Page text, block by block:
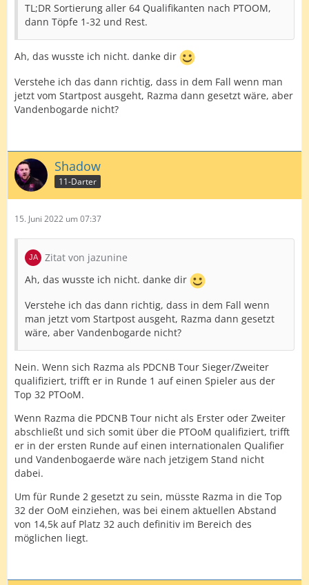
TL;DR Sortierung aller 64 Qualifikanten nach PTOOM,
dann Töpfe 1-32 und Rest.
Ah, das wusste ich nicht. danke dir
Verstehe ich das dann richtig, dass in dem Fall wenn man
jetzt vom Startpost ausgeht, Razma dann gesetzt wäre, aber
Vandenbogarde nicht?
Shadow
11-Darter
15. Juni 2022 um 07:37
Zitat von jazunine
Ah, das wusste ich nicht. danke dir
Verstehe ich das dann richtig, dass in dem Fall wenn
man jetzt vom Startpost ausgeht, Razma dann gesetzt
wäre, aber Vandenbogarde nicht?
Nein. Wenn sich Razma als PDCNB Tour Sieger/Zweiter
qualifiziert, trifft er in Runde 1 auf einen Spieler aus der
Top 32 PTOoM.
Wenn Razma die PDCNB Tour nicht als Erster oder Zweiter
abschließt und sich somit über die PTOoM qualifiziert, trifft
er in der ersten Runde auf einen internationalen Qualifier
und Vandenbogaerde wäre nach jetzigem Stand nicht
dabei.
Um für Runde 2 gesetzt zu sein, müsste Razma in die Top
32 der OoM einziehen, was bei einem aktuellen Abstand
von 14,5k auf Platz 32 auch definitiv im Bereich des
möglichen liegt.